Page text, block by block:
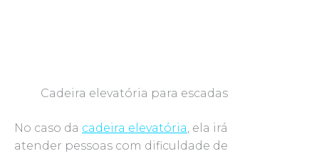
Cadeira elevatória para escadas
No caso da cadeira elevatória, ela irá
atender pessoas com dificuldade de